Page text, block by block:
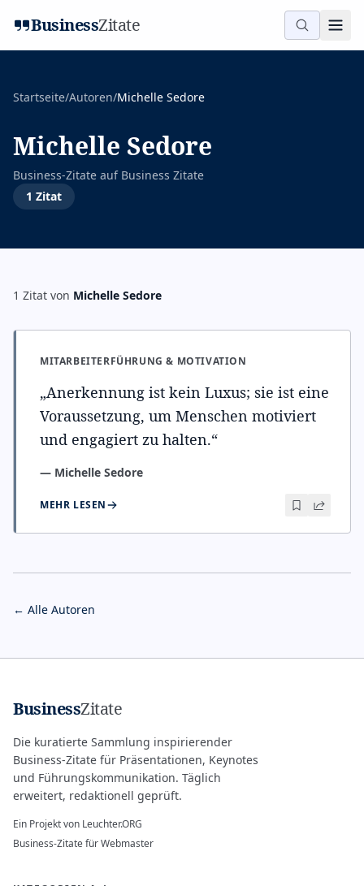
BusinessZitate
Startseite/Autoren/Michelle Sedore
Michelle Sedore
Business-Zitate auf Business Zitate
1 Zitat
1 Zitat von Michelle Sedore
MITARBEITERFÜHRUNG & MOTIVATION
„Anerkennung ist kein Luxus; sie ist eine
Voraussetzung, um Menschen motiviert
und engagiert zu halten.“
— Michelle Sedore
MEHR LESEN
← Alle Autoren
BusinessZitate
Die kuratierte Sammlung inspirierender
Business-Zitate für Präsentationen, Keynotes
und Führungskommunikation. Täglich
erweitert, redaktionell geprüft.
Ein Projekt von Leuchter.ORG
Business-Zitate für Webmaster